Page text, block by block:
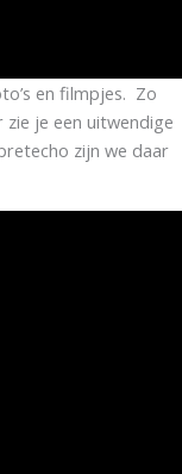
en filmpjes. Zo
je een uitwendige
zijn we daar